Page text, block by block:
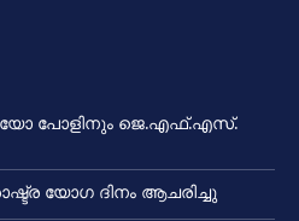
പോളിനും ജെ.എഫ്.എസ്.
യോഗ ദിനം ആചരിച്ചു